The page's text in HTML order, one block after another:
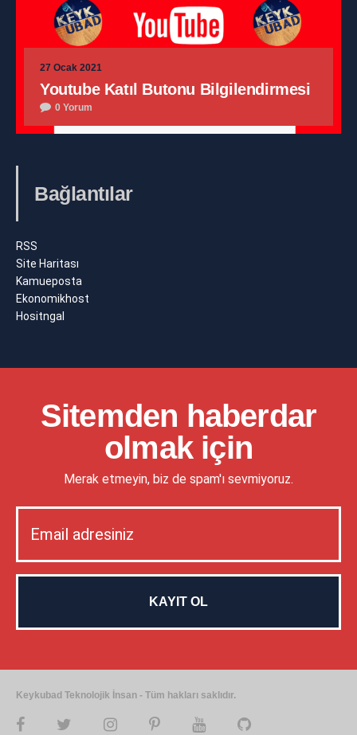
27 Ocak 2021
Youtube Katıl Butonu Bilgilendirmesi
0 Yorum
Bağlantılar
RSS
Site Haritası
Kamueposta
Ekonomikhost
Hositngal
Sitemden haberdar
olmak için
Merak etmeyin, biz de spam'ı sevmiyoruz.
Keykubad Teknolojik İnsan - Tüm hakları saklıdır.